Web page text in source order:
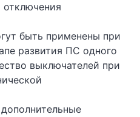
отключения
быть применены при
развития ПС одного
выключателей при